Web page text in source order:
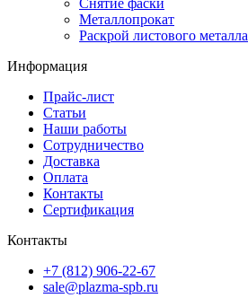
Снятие фаски
Металлопрокат
Раскрой листового металла
Информация
Прайс-лист
Статьи
Наши работы
Сотрудничество
Доставка
Оплата
Контакты
Сертификация
Контакты
+7 (812) 906-22-67
sale@plazma-spb.ru